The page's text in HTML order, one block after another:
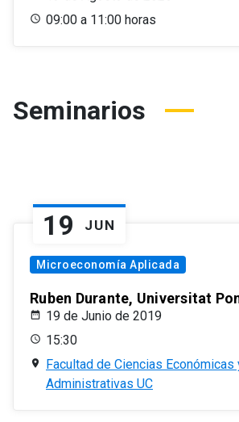
09:00 a 11:00 horas
Seminarios
19 JUN
Microeconomía Aplicada
Ruben Durante, Universitat
19 de Junio de 2019
15:30
Facultad de Ciencias Económicas
Administrativas UC